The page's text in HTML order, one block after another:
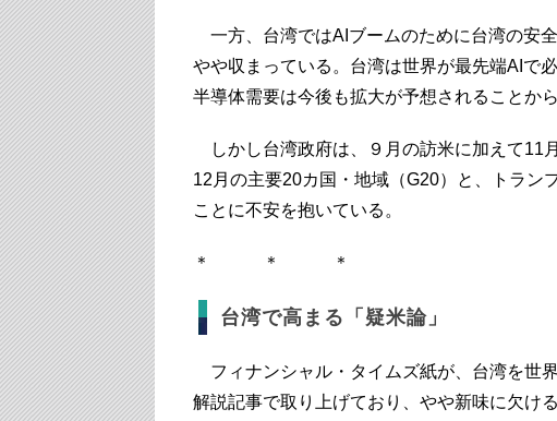
一方、台湾ではAIブームのために台湾の安
やや収まっている。台湾は世界が最先端AIで
半導体需要は今後も拡大が予想されることか
しかし台湾政府は、９月の訪米に加えて11
12月の主要20カ国・地域（G20）と、トラン
ことに不安を抱いている。
＊ ＊ ＊
台湾で高まる「疑米論」
フィナンシャル・タイムズ紙が、台湾を世
解説記事で取り上げており、やや新味に欠け